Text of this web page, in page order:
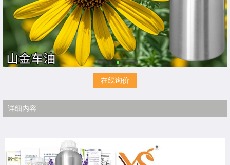
在线询价
详细内容